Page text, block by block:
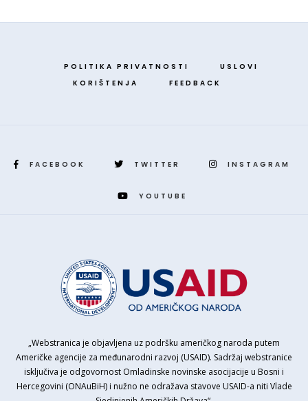
POLITIKA PRIVATNOSTI
USLOVI
KORIŠTENJA
FEEDBACK
FACEBOOK TWITTER INSTAGRAM
YOUTUBE
„Webstranica je objavljena uz podršku američkog naroda putem
Američke agencije za međunarodni razvoj (USAID). Sadržaj webstranice
isključiva je odgovornost Omladinske novinske asocijacije u Bosni i
Hercegovini (ONAuBiH) i nužno ne odražava stavove USAID-a niti Vlade